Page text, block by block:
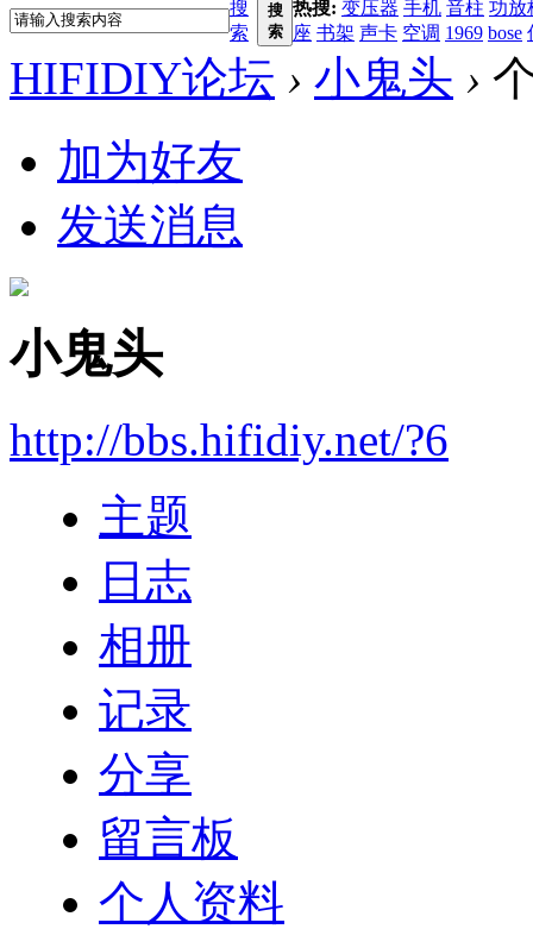
搜
索
搜
索
热搜: 变压器 手机 音柱 功放
座 书架 声卡 空调 1969 bose
HIFIDIY论坛 › 小鬼头 ›
加为好友
发送消息
小鬼头
http://bbs.hifidiy.net/?6
主题
日志
相册
记录
分享
留言板
个人资料